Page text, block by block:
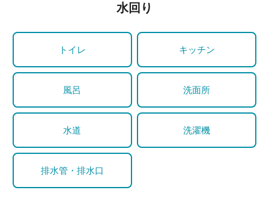
水回り
トイレ キッチン
風呂 洗面所
水道 洗濯機
排水管・排水口